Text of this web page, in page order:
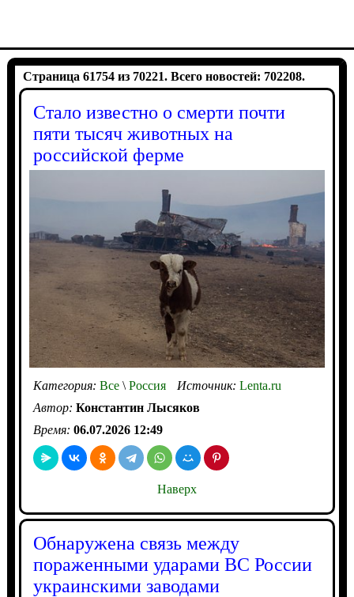
Страница 61754 из 70221. Всего новостей: 702208.
Стало известно о смерти почти
пяти тысяч животных на
российской ферме
Категория: Все\Россия Источник: Lenta.ru
Автор: Константин Лысяков
Время: 06.07.2026 12:49
Наверх
Обнаружена связь между
пораженными ударами ВС России
украинскими заводами